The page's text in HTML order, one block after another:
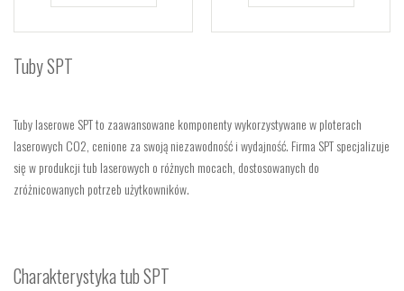
Tuby SPT
Tuby laserowe SPT to zaawansowane komponenty wykorzystywane w ploterach
laserowych CO2, cenione za swoją niezawodność i wydajność. Firma SPT specjalizuje
się w produkcji tub laserowych o różnych mocach, dostosowanych do
zróżnicowanych potrzeb użytkowników.
Charakterystyka tub SPT